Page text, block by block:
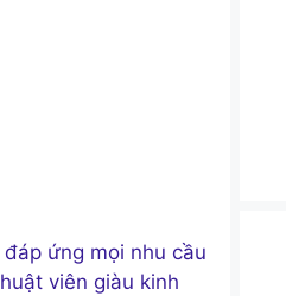
ứng mọi nhu cầu
viên giàu kinh